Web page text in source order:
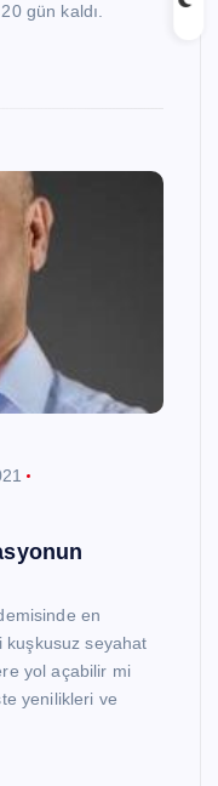
gün kaldı.
en
kuşkusuz seyahat
yol açabilir mi
yenilikleri ve